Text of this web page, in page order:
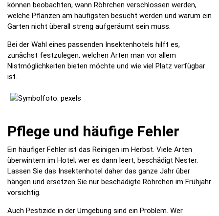
können beobachten, wann Röhrchen verschlossen werden,
welche Pflanzen am häufigsten besucht werden und warum ein
Garten nicht überall streng aufgeräumt sein muss.
Bei der Wahl eines passenden Insektenhotels hilft es,
zunächst festzulegen, welchen Arten man vor allem
Nistmöglichkeiten bieten möchte und wie viel Platz verfügbar
ist.
Pflege und häufige Fehler
Ein häufiger Fehler ist das Reinigen im Herbst. Viele Arten
überwintern im Hotel; wer es dann leert, beschädigt Nester.
Lassen Sie das Insektenhotel daher das ganze Jahr über
hängen und ersetzen Sie nur beschädigte Röhrchen im Frühjahr
vorsichtig.
Auch Pestizide in der Umgebung sind ein Problem. Wer